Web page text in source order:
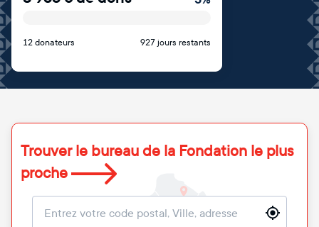
12 donateurs 927 jours restants
Trouver le bureau de la Fondation le plus
proche
Localisation